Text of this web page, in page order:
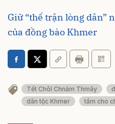
Giữ “thế trận lòng dân”
của đồng bào Khmer
Tết Chôl Chnăm Thmây
dân tộc Khmer
tắm cho